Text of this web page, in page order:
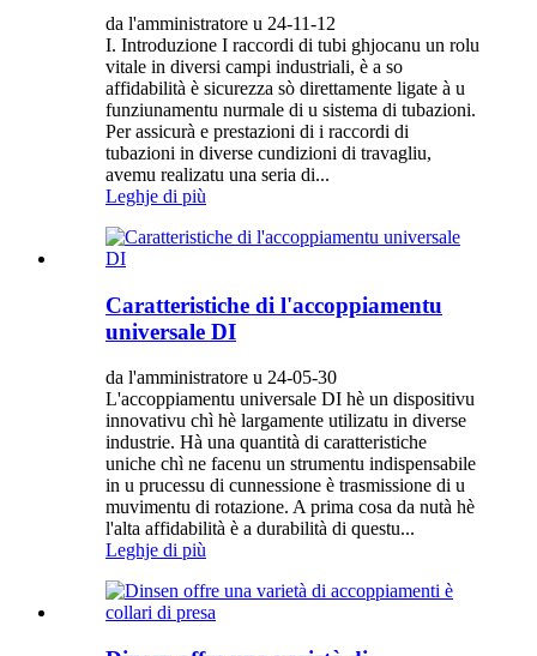
da l'amministratore u 24-11-12
I. Introduzione I raccordi di tubi ghjocanu un rolu
vitale in diversi campi industriali, è a so
affidabilità è sicurezza sò direttamente ligate à u
funziunamentu nurmale di u sistema di tubazioni.
Per assicurà e prestazioni di i raccordi di
tubazioni in diverse cundizioni di travagliu,
avemu realizatu una seria di...
Leghje di più
Caratteristiche di l'accoppiamentu
universale DI
da l'amministratore u 24-05-30
L'accoppiamentu universale DI hè un dispositivu
innovativu chì hè largamente utilizatu in diverse
industrie. Hà una quantità di caratteristiche
uniche chì ne facenu un strumentu indispensabile
in u prucessu di cunnessione è trasmissione di u
muvimentu di rotazione. A prima cosa da nutà hè
l'alta affidabilità è a durabilità di questu...
Leghje di più